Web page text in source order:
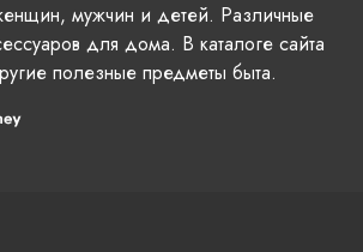
мужчин и детей. Различные
для дома. В каталоге сайта
полезные предметы быта.